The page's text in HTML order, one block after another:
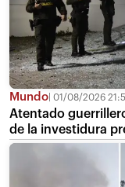
Mundo 01/08/2026
Atentado
de la investidura